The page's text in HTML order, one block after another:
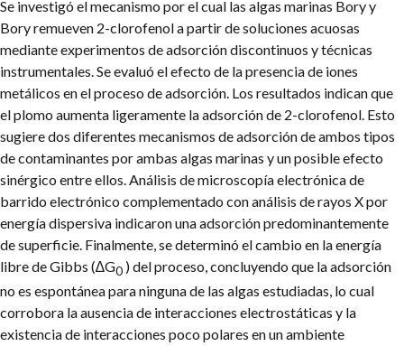
Se investigó el mecanismo por el cual las algas marinas Bory y
Bory remueven 2-clorofenol a partir de soluciones acuosas
mediante experimentos de adsorción discontinuos y técnicas
instrumentales. Se evaluó el efecto de la presencia de iones
metálicos en el proceso de adsorción. Los resultados indican que
el plomo aumenta ligeramente la adsorción de 2-clorofenol. Esto
sugiere dos diferentes mecanismos de adsorción de ambos tipos
de contaminantes por ambas algas marinas y un posible efecto
sinérgico entre ellos. Análisis de microscopía electrónica de
barrido electrónico complementado con análisis de rayos X por
energía dispersiva indicaron una adsorción predominantemente
de superficie. Finalmente, se determinó el cambio en la energía
libre de Gibbs (∆G0 ) del proceso, concluyendo que la adsorción
no es espontánea para ninguna de las algas estudiadas, lo cual
corrobora la ausencia de interacciones electrostáticas y la
existencia de interacciones poco polares en un ambiente